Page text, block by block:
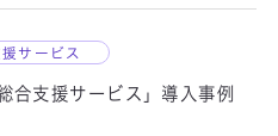
サービス
合支援サービス」導入事例